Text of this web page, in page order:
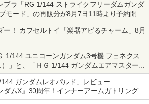
プラ「RG 1/144 ストライクフリーダムガンダ
モード」の再販分が8月7日11時より予約開
ー！ カプセルトイ「楽器アピるチャーム」8月
クなど5種各3色
1/144 ユニコーンガンダム3号機 フェネクス
）」と、「ＨＧ 1/144 ガンダムエアマスターバ
ガンダムレオパルド」レビュー
ダムX』30周年！インナーアームガトリングの
し最新フォーマットでキット化！